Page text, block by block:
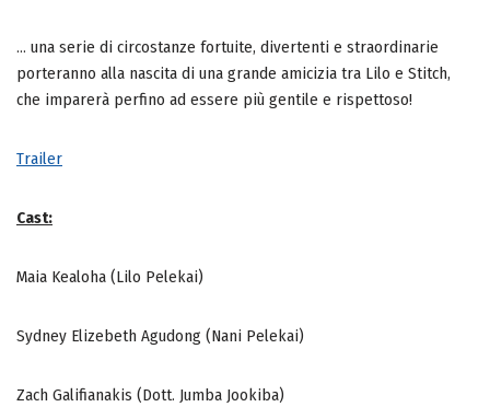
… una serie di circostanze fortuite, divertenti e straordinarie
porteranno alla nascita di una grande amicizia tra Lilo e Stitch,
che imparerà perfino ad essere più gentile e rispettoso!
Trailer
Cast:
Maia Kealoha (Lilo Pelekai)
Sydney Elizebeth Agudong (Nani Pelekai)
Zach Galifianakis (Dott. Jumba Jookiba)